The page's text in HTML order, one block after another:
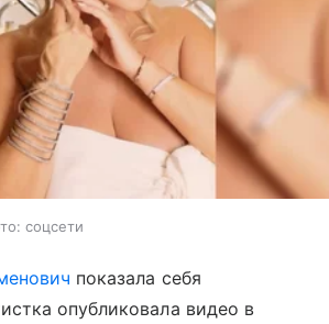
соцсети
показала себя
опубликовала видео в